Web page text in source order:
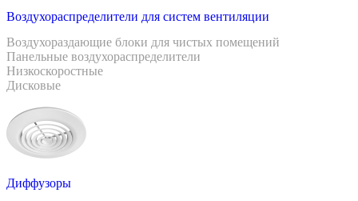
Воздухораспределители для систем вентиляции
Воздухораздающие блоки для чистых помещений
Панельные воздухораспределители
Низкоскоростные
Дисковые
Диффузоры